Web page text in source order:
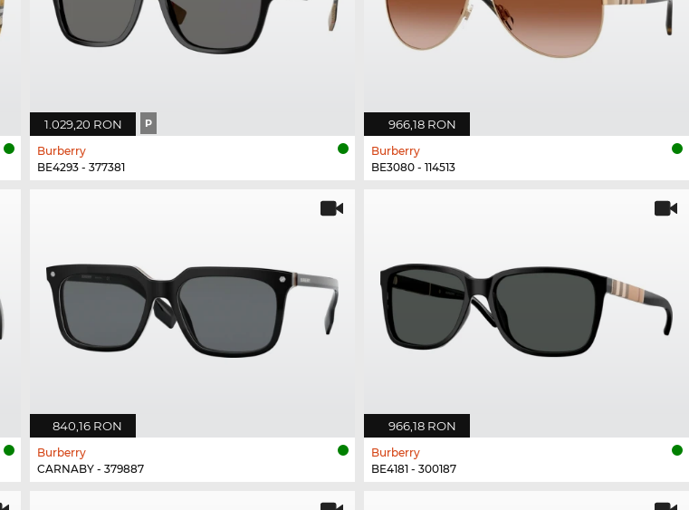
1.029,20 RON P
Burberry
BE4293 - 377381
966,18 RON
Burberry
BE3080 - 114513
840,16 RON
Burberry
CARNABY - 379887
966,18 RON
Burberry
BE4181 - 300187